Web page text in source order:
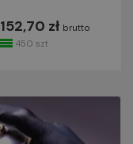
450 szt
152,70 zł brutto